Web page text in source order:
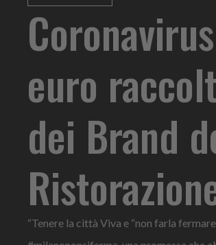
euro
dei Brand
“Tenere la città Viva e “non farla